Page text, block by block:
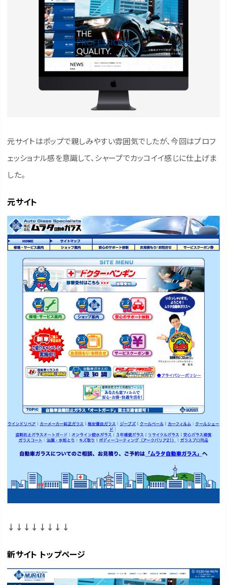
元サイトはポップで親しみやすい雰囲気でしたが、今回はプロフ
ェッショナル感を意識して、シャープでカッコイイ感じに仕上げま
した。
元サイト
↓↓↓↓↓↓↓↓
新サイト トップページ